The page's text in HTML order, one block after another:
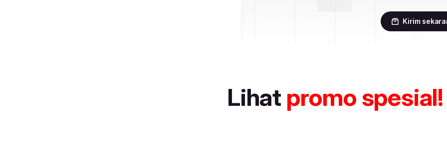
Kirim
Lihat promo spesial!